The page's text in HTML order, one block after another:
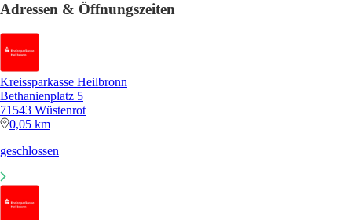
Adressen & Öffnungszeiten
Kreissparkasse Heilbronn
Bethanienplatz 5
71543 Wüstenrot
0,05 km
geschlossen